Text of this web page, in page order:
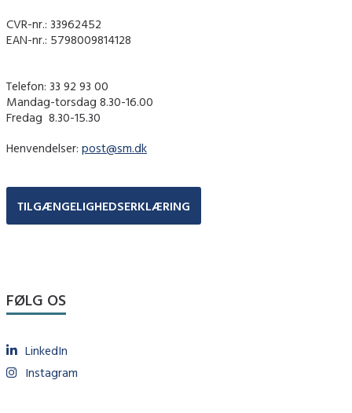
CVR-nr.: 33962452
EAN-nr.: 5798009814128
Telefon: 33 92 93 00
Mandag-torsdag 8.30-16.00
Fredag ​ 8.30-15.30
Henvendelser: post@sm.dk
TILGÆNGELIGHEDSERKLÆRING
FØLG OS
LinkedIn
Instagram